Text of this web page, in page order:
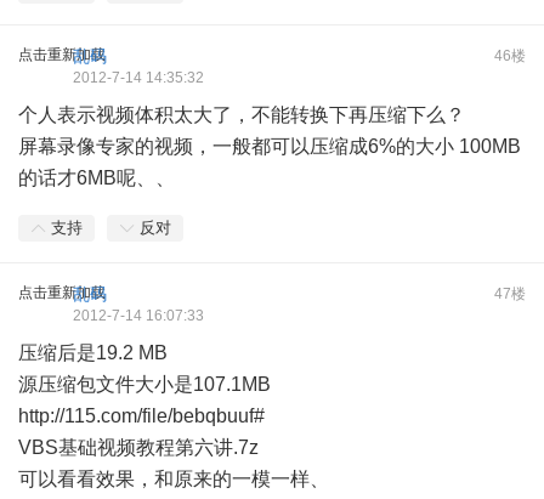
点击重新加载 46楼
乱码
2012-7-14 14:35:32
个人表示视频体积太大了，不能转换下再压缩下么？
屏幕录像专家的视频，一般都可以压缩成6%的大小 100MB
的话才6MB呢、、
支持 反对
点击重新加载 47楼
乱码
2012-7-14 16:07:33
压缩后是19.2 MB
源压缩包文件大小是107.1MB
http://115.com/file/bebqbuuf#
VBS基础视频教程第六讲.7z
可以看看效果，和原来的一模一样、